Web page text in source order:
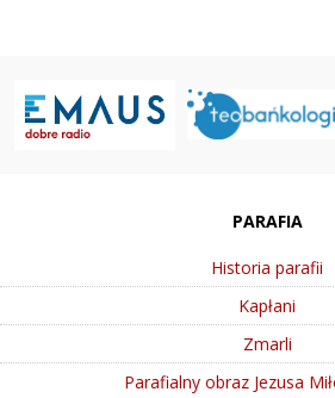
PARAFIA
Historia parafii
Kapłani
Zmarli
Parafialny obraz Jezusa